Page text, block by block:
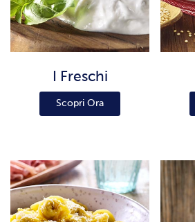
I Freschi
Scopri Ora